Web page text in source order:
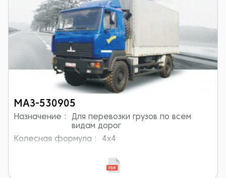
МАЗ-530905
Назначение :
Для перевозки грузов по всем
видам дорог
Колесная формула :
4x4